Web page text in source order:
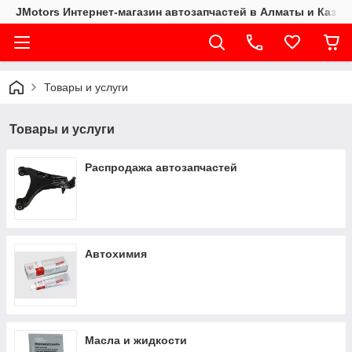
JMotors Интернет-магазин автозапчастей в Алматы и
Товары и услуги
Товары и услуги
Распродажа автозапчастей
Автохимия
Масла и жидкости